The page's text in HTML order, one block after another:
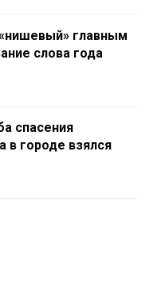
главным
слова года
спасения
в городе взялся